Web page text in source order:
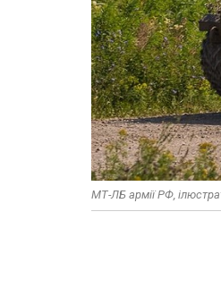
МТ-ЛБ армії РФ,